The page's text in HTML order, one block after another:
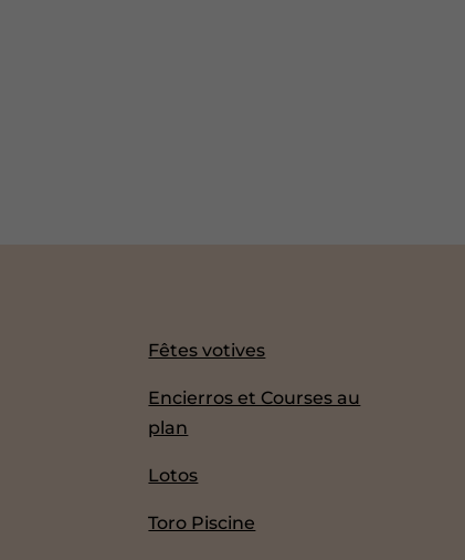
Fêtes votives
Encierros et Courses au
plan
Lotos
Toro Piscine